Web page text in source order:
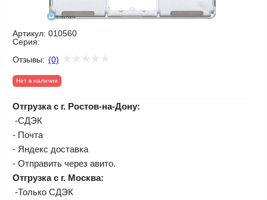
Артикул: 010560
Серия:
Отзывы: (0)
Нет в наличии
Отгрузка с г. Ростов-на-Дону:
-СДЭК
- Почта
- Яндекс доставка
- Отправить через авито.
Отгрузка с г. Москва:
-Только СДЭК